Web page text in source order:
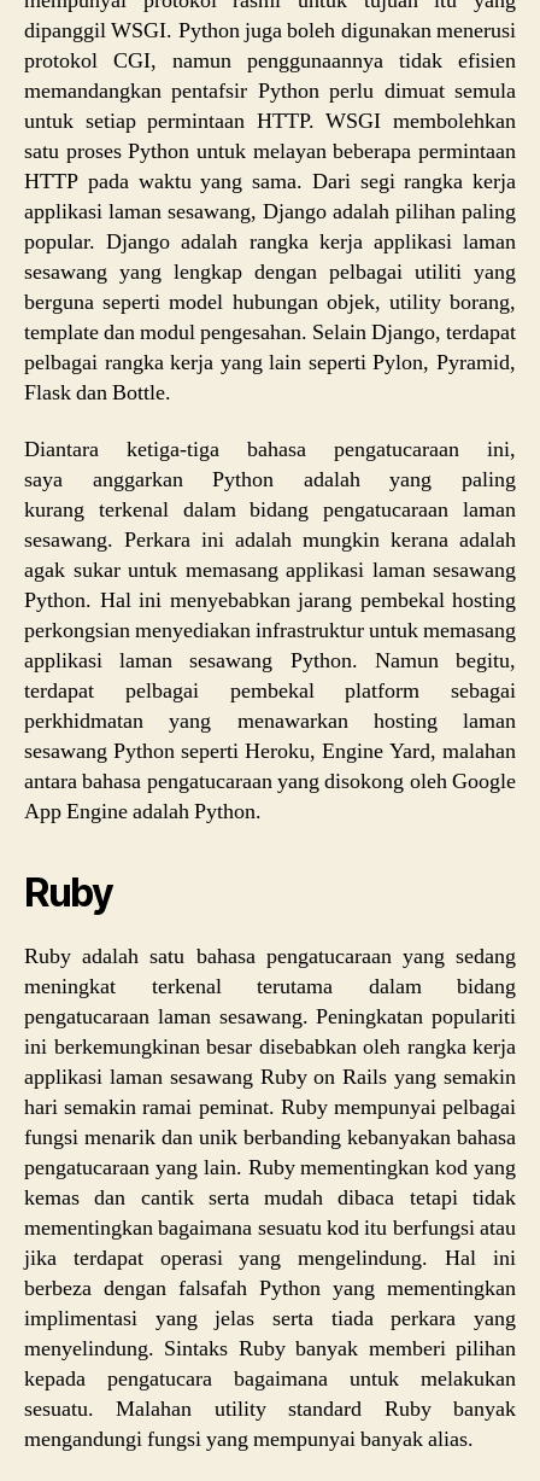
dipanggil WSGI. Python juga boleh digunakan menerusi
protokol CGI, namun penggunaannya tidak efisien
memandangkan pentafsir Python perlu dimuat semula
untuk setiap permintaan HTTP. WSGI membolehkan
satu proses Python untuk melayan beberapa permintaan
HTTP pada waktu yang sama. Dari segi rangka kerja
applikasi laman sesawang, Django adalah pilihan paling
popular. Django adalah rangka kerja applikasi laman
sesawang yang lengkap dengan pelbagai utiliti yang
berguna seperti model hubungan objek, utility borang,
template dan modul pengesahan. Selain Django, terdapat
pelbagai rangka kerja yang lain seperti Pylon, Pyramid,
Flask dan Bottle.
Diantara ketiga-tiga bahasa pengatucaraan ini,
saya anggarkan Python adalah yang paling
kurang terkenal dalam bidang pengatucaraan laman
sesawang. Perkara ini adalah mungkin kerana adalah
agak sukar untuk memasang applikasi laman sesawang
Python. Hal ini menyebabkan jarang pembekal hosting
perkongsian menyediakan infrastruktur untuk memasang
applikasi laman sesawang Python. Namun begitu,
terdapat pelbagai pembekal platform sebagai
perkhidmatan yang menawarkan hosting laman
sesawang Python seperti Heroku, Engine Yard, malahan
antara bahasa pengatucaraan yang disokong oleh Google
App Engine adalah Python.
Ruby
Ruby adalah satu bahasa pengatucaraan yang sedang
meningkat terkenal terutama dalam bidang
pengatucaraan laman sesawang. Peningkatan populariti
ini berkemungkinan besar disebabkan oleh rangka kerja
applikasi laman sesawang Ruby on Rails yang semakin
hari semakin ramai peminat. Ruby mempunyai pelbagai
fungsi menarik dan unik berbanding kebanyakan bahasa
pengatucaraan yang lain. Ruby mementingkan kod yang
kemas dan cantik serta mudah dibaca tetapi tidak
mementingkan bagaimana sesuatu kod itu berfungsi atau
jika terdapat operasi yang mengelindung. Hal ini
berbeza dengan falsafah Python yang mementingkan
implimentasi yang jelas serta tiada perkara yang
menyelindung. Sintaks Ruby banyak memberi pilihan
kepada pengatucara bagaimana untuk melakukan
sesuatu. Malahan utility standard Ruby banyak
mengandungi fungsi yang mempunyai banyak alias.